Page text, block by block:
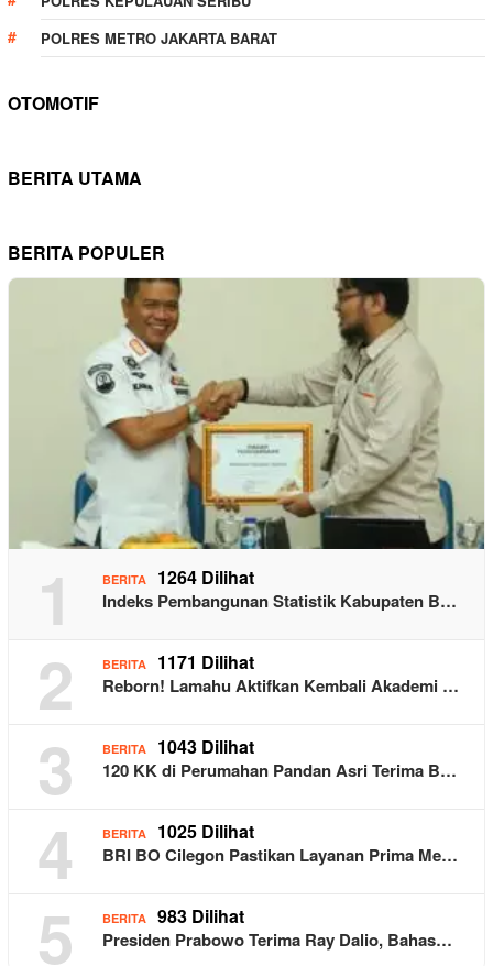
POLRES METRO JAKARTA BARAT
OTOMOTIF
BERITA UTAMA
BERITA POPULER
1 BERITA 1264 Dilihat
Indeks Pembangunan Statistik Kabupaten B…
2 BERITA 1171 Dilihat
Reborn! Lamahu Aktifkan Kembali Akademi …
3 BERITA 1043 Dilihat
120 KK di Perumahan Pandan Asri Terima B…
4 BERITA 1025 Dilihat
BRI BO Cilegon Pastikan Layanan Prima Me…
5 BERITA 983 Dilihat
Presiden Prabowo Terima Ray Dalio, Bahas…